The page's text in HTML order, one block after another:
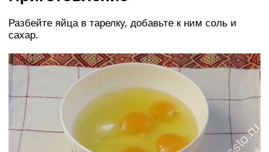
Разбейте яйца в тарелку, добавьте к ним соль и
сахар.